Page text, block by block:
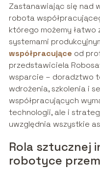
Zastanawiając się nad
robota
którego możemy
systemami
współpracujące od
przedstawiciela
wsparcie – doradztwo
wdrożenia, szkolenia i
współpracujących
technologii, ale i
uwzględnia wszystkie
Rola sztucznej
robotyce